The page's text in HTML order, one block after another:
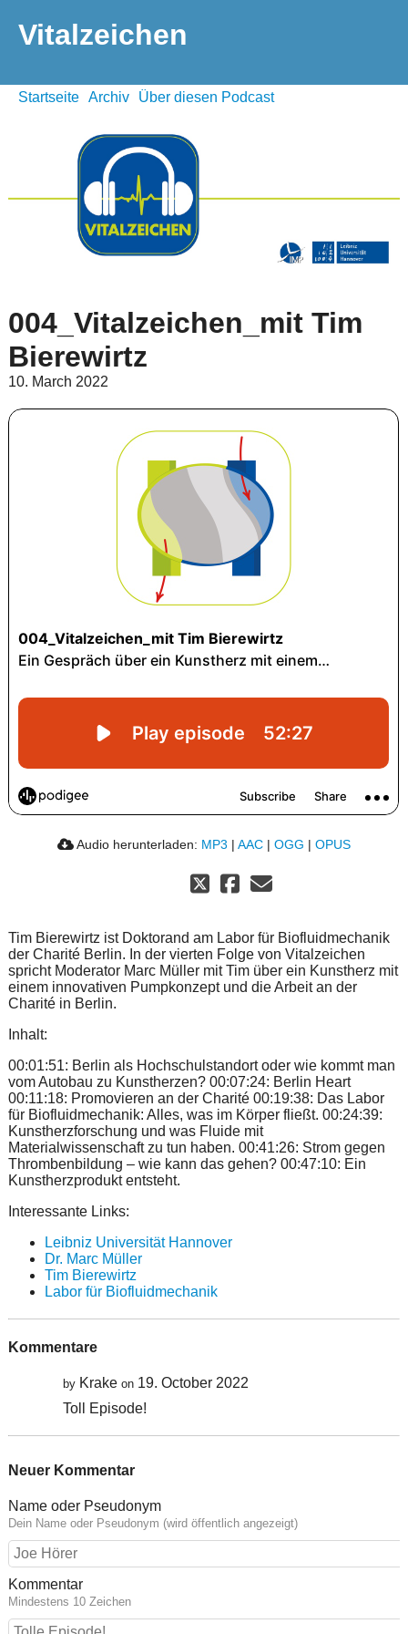
Vitalzeichen
Startseite Archiv Über diesen Podcast
004_Vitalzeichen_mit Tim
Bierewirtz
10. March 2022
Audio herunterladen: MP3 | AAC | OGG | OPUS
Tim Bierewirtz ist Doktorand am Labor für Biofluidmechanik
der Charité Berlin. In der vierten Folge von Vitalzeichen
spricht Moderator Marc Müller mit Tim über ein Kunstherz mit
einem innovativen Pumpkonzept und die Arbeit an der
Charité in Berlin.
Inhalt:
00:01:51: Berlin als Hochschulstandort oder wie kommt man
vom Autobau zu Kunstherzen? 00:07:24: Berlin Heart
00:11:18: Promovieren an der Charité 00:19:38: Das Labor
für Biofluidmechanik: Alles, was im Körper fließt. 00:24:39:
Kunstherzforschung und was Fluide mit
Materialwissenschaft zu tun haben. 00:41:26: Strom gegen
Thrombenbildung – wie kann das gehen? 00:47:10: Ein
Kunstherzprodukt entsteht.
Interessante Links:
Leibniz Universität Hannover
Dr. Marc Müller
Tim Bierewirtz
Labor für Biofluidmechanik
Kommentare
byKrake on 19. October 2022
Toll Episode!
Neuer Kommentar
Name oder Pseudonym
Dein Name oder Pseudonym (wird öffentlich angezeigt)
Kommentar
Mindestens 10 Zeichen